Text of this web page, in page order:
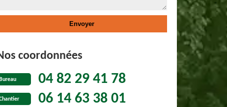
coordonnées
Bureau 04 82 29 41 78
06 14 63 38 01